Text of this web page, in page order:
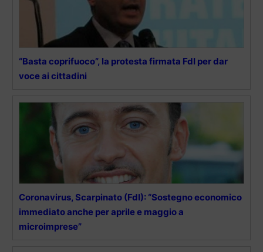
“Basta coprifuoco”, la protesta firmata FdI per dar
voce ai cittadini
Coronavirus, Scarpinato (FdI): “Sostegno economico
immediato anche per aprile e maggio a
microimprese”